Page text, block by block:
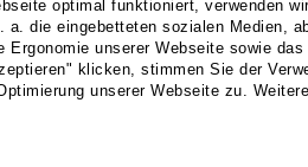
optimal funktioniert, verwenden
a. die eingebetteten sozialen Medien,
Ergonomie unserer Webseite sowie
klicken, stimmen Sie der
unserer Webseite zu.